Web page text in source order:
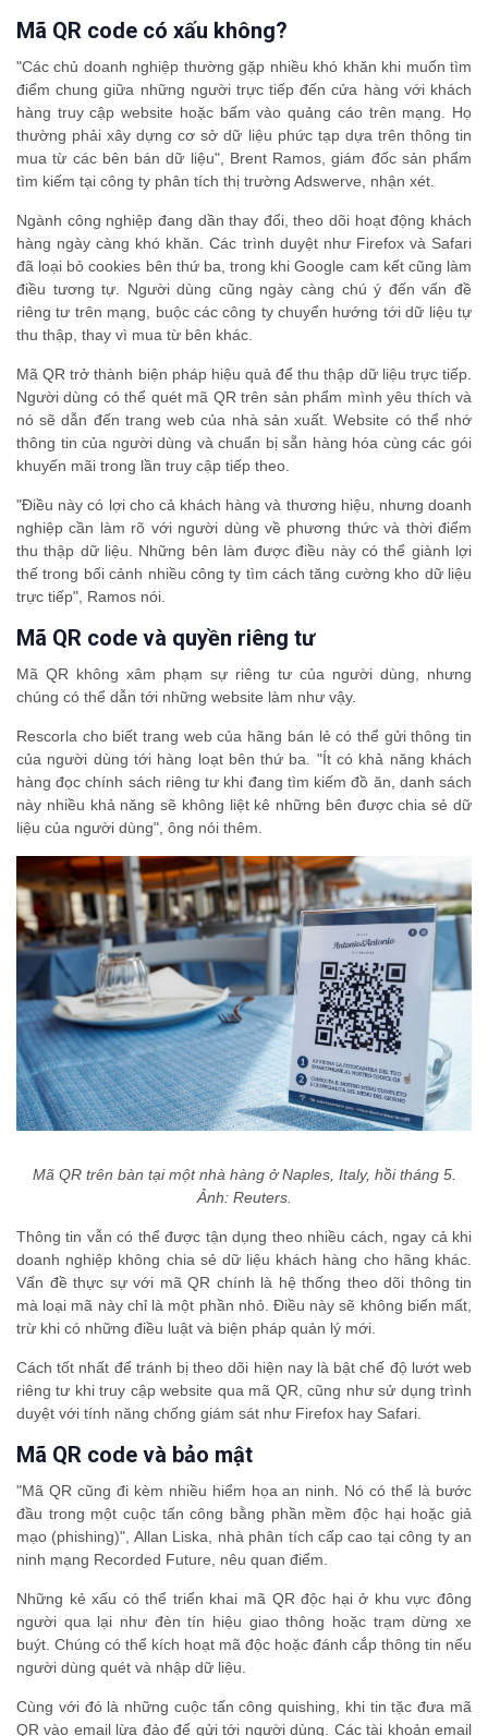
Mã QR code có xấu không?
"Các chủ doanh nghiệp thường gặp nhiều khó khăn khi muốn tìm
điểm chung giữa những người trực tiếp đến cửa hàng với khách
hàng truy cập website hoặc bấm vào quảng cáo trên mạng. Họ
thường phải xây dựng cơ sở dữ liệu phức tạp dựa trên thông tin
mua từ các bên bán dữ liệu", Brent Ramos, giám đốc sản phẩm
tìm kiếm tại công ty phân tích thị trường Adswerve, nhận xét.
Ngành công nghiệp đang dần thay đổi, theo dõi hoạt động khách
hàng ngày càng khó khăn. Các trình duyệt như Firefox và Safari
đã loại bỏ cookies bên thứ ba, trong khi Google cam kết cũng làm
điều tương tự. Người dùng cũng ngày càng chú ý đến vấn đề
riêng tư trên mạng, buộc các công ty chuyển hướng tới dữ liệu tự
thu thập, thay vì mua từ bên khác.
Mã QR trở thành biện pháp hiệu quả để thu thập dữ liệu trực tiếp.
Người dùng có thể quét mã QR trên sản phẩm mình yêu thích và
nó sẽ dẫn đến trang web của nhà sản xuất. Website có thể nhớ
thông tin của người dùng và chuẩn bị sẵn hàng hóa cùng các gói
khuyến mãi trong lần truy cập tiếp theo.
"Điều này có lợi cho cả khách hàng và thương hiệu, nhưng doanh
nghiệp cần làm rõ với người dùng về phương thức và thời điểm
thu thập dữ liệu. Những bên làm được điều này có thể giành lợi
thế trong bối cảnh nhiều công ty tìm cách tăng cường kho dữ liệu
trực tiếp", Ramos nói.
Mã QR code và quyền riêng tư
Mã QR không xâm phạm sự riêng tư của người dùng, nhưng
chúng có thể dẫn tới những website làm như vậy.
Rescorla cho biết trang web của hãng bán lẻ có thể gửi thông tin
của người dùng tới hàng loạt bên thứ ba. "Ít có khả năng khách
hàng đọc chính sách riêng tư khi đang tìm kiếm đồ ăn, danh sách
này nhiều khả năng sẽ không liệt kê những bên được chia sẻ dữ
liệu của người dùng", ông nói thêm.
Mã QR trên bàn tại một nhà hàng ở Naples, Italy, hồi tháng 5.
Ảnh: Reuters.
Thông tin vẫn có thể được tận dụng theo nhiều cách, ngay cả khi
doanh nghiệp không chia sẻ dữ liệu khách hàng cho hãng khác.
Vấn đề thực sự với mã QR chính là hệ thống theo dõi thông tin
mà loại mã này chỉ là một phần nhỏ. Điều này sẽ không biến mất,
trừ khi có những điều luật và biện pháp quản lý mới.
Cách tốt nhất để tránh bị theo dõi hiện nay là bật chế độ lướt web
riêng tư khi truy cập website qua mã QR, cũng như sử dụng trình
duyệt với tính năng chống giám sát như Firefox hay Safari.
Mã QR code và bảo mật
"Mã QR cũng đi kèm nhiều hiểm họa an ninh. Nó có thể là bước
đầu trong một cuộc tấn công bằng phần mềm độc hại hoặc giả
mạo (phishing)", Allan Liska, nhà phân tích cấp cao tại công ty an
ninh mạng Recorded Future, nêu quan điểm.
Những kẻ xấu có thể triển khai mã QR độc hại ở khu vực đông
người qua lại như đèn tín hiệu giao thông hoặc trạm dừng xe
buýt. Chúng có thể kích hoạt mã độc hoặc đánh cắp thông tin nếu
người dùng quét và nhập dữ liệu.
Cùng với đó là những cuộc tấn công quishing, khi tin tặc đưa mã
QR vào email lừa đảo để gửi tới người dùng. Các tài khoản email